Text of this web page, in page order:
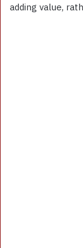
adding value,